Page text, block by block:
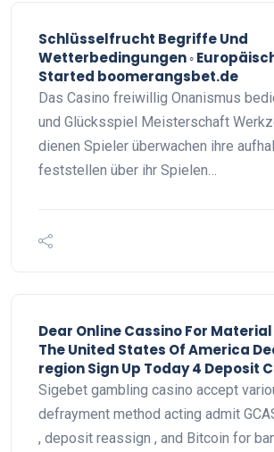
Schlüsselfrucht Begriffe Und
Wetterbedingungen ◦
Started boomerangsbet.de
Das Casino freiwillig Onanismus
und Glücksspiel Meisterschaft
dienen Spieler überwachen ihre
feststellen über ihr Spielen…
Dear Online Cassino For
The United States Of America
region Sign Up Today 4 Deposit
Sigebet gambling casino accept
defrayment method acting admit
, deposit reassign , and Bitcoin for